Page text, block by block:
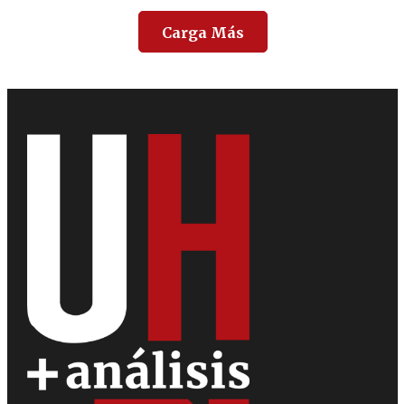
Carga Más